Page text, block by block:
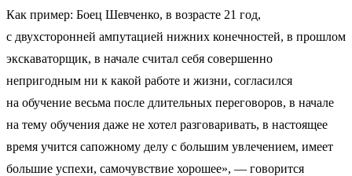
Как пример: Боец Шевченко, в возрасте 21 год,
с двухсторонней ампутацией нижних конечностей, в прошлом
экскаваторщик, в начале считал себя совершенно
непригодным ни к какой работе и жизни, согласился
на обучение весьма после длительных переговоров, в начале
на тему обучения даже не хотел разговаривать, в настоящее
время учится сапожному делу с большим увлечением, имеет
большие успехи, самочувствие хорошее», — говорится